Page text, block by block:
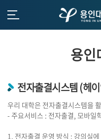
용인
전자출결시스템 (헤
우리 대학은 전자출결시스템을
- 주요서비스 : 전자출결, 모바일
1. 전자출결 운영 방식 : 강의실